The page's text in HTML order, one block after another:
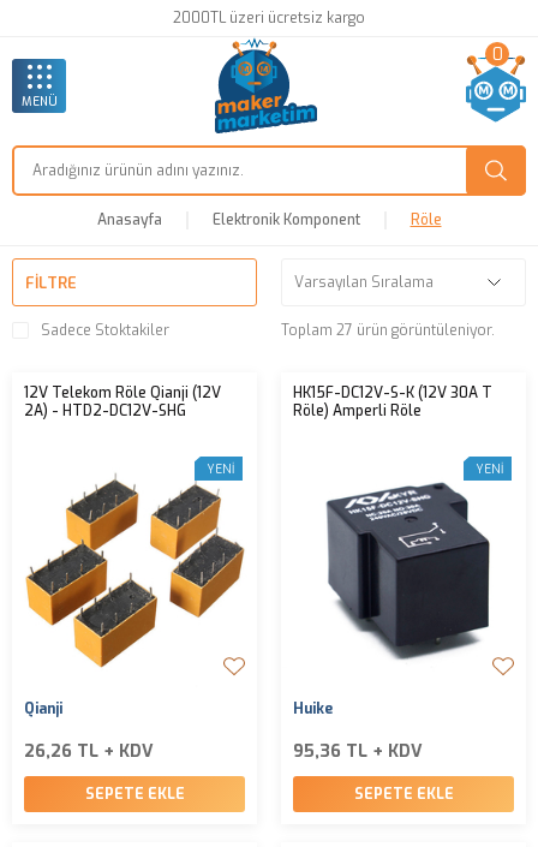
2000TL üzeri ücretsiz kargo
MENÜ
0
Anasayfa Elektronik Komponent Röle
FILTRE
Sadece Stoktakiler Toplam 27 ürün görüntüleniyor.
12V Telekom Röle Qianji (12V
2A) - HTD2-DC12V-SHG
YENI
Qianji
26,26 TL + KDV
SEPETE EKLE
HK15F-DC12V-S-K (12V 30A T
Röle) Amperli Röle
YENI
Huike
95,36 TL + KDV
SEPETE EKLE